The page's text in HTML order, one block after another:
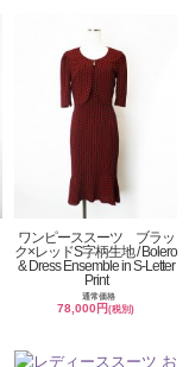
ワンピーススーツ ブラッ
ク×レッドS字柄生地 / Bolero
& Dress Ensemble in S-Letter
Print
通常価格
78,000円(税別)